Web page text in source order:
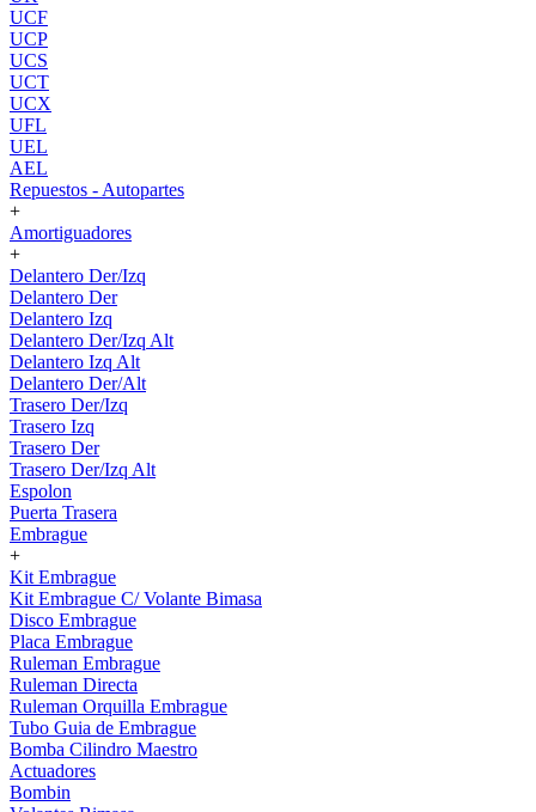
UCF
UCP
UCS
UCT
UCX
UFL
UEL
AEL
Repuestos - Autopartes
+
Amortiguadores
+
Delantero Der/Izq
Delantero Der
Delantero Izq
Delantero Der/Izq Alt
Delantero Izq Alt
Delantero Der/Alt
Trasero Der/Izq
Trasero Izq
Trasero Der
Trasero Der/Izq Alt
Espolon
Puerta Trasera
Embrague
+
Kit Embrague
Kit Embrague C/ Volante Bimasa
Disco Embrague
Placa Embrague
Ruleman Embrague
Ruleman Directa
Ruleman Orquilla Embrague
Tubo Guia de Embrague
Bomba Cilindro Maestro
Actuadores
Bombin